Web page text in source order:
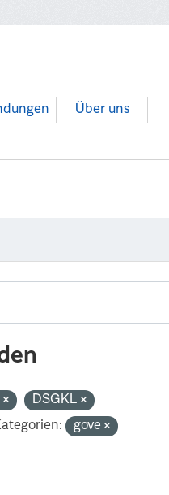
Über uns
DSGKL
gove